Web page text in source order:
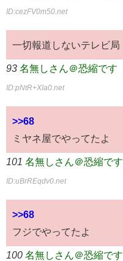
ID:cezFV0m50.net
一切報道しないテレビ局
93 名無しさん＠恐縮です
ID:pNtR+XIa0.net
>>68
ミヤネ屋でやってたよ
101 名無しさん＠恐縮です
ID:uBrREqdv0.net
>>68
フジでやってたよ
100 名無しさん＠恐縮です